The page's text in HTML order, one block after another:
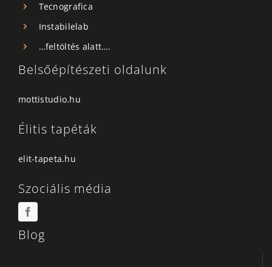
Tecnografica
Instabilelab
…feltöltés alatt….
Belsőépítészeti oldalunk
mottistudio.hu
Élitis tapéták
elit-tapeta.hu
Szociális média
Blog